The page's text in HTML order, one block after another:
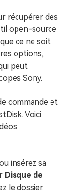
récupérer des
open-source
ce ne soit
options,
peut
Sony.
commande et
Voici
insérez sa
Disque de
le dossier.